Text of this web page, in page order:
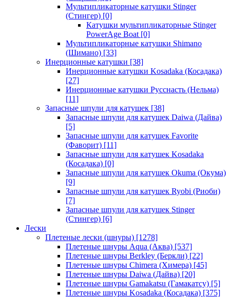
Мультипликаторные катушки Stinger
(Стингер) [0]
Катушки мультипликаторные Stinger
PowerAge Boat [0]
Мультипликаторные катушки Shimano
(Шимано) [33]
Инерционные катушки [38]
Инерционные катушки Kosadaka (Косадака)
[27]
Инерционные катушки Русснасть (Нельма)
[11]
Запасные шпули для катушек [38]
Запасные шпули для катушек Daiwa (Дайва)
[5]
Запасные шпули для катушек Favorite
(Фаворит) [11]
Запасные шпули для катушек Kosadaka
(Косадака) [0]
Запасные шпули для катушек Okuma (Окума)
[9]
Запасные шпули для катушек Ryobi (Риоби)
[7]
Запасные шпули для катушек Stinger
(Стингер) [6]
Лески
Плетеные лески (шнуры) [1278]
Плетеные шнуры Aqua (Аква) [537]
Плетеные шнуры Berkley (Беркли) [22]
Плетеные шнуры Chimera (Химера) [45]
Плетеные шнуры Daiwa (Дайва) [20]
Плетеные шнуры Gamakatsu (Гамакатсу) [5]
Плетеные шнуры Kosadaka (Косадака) [375]